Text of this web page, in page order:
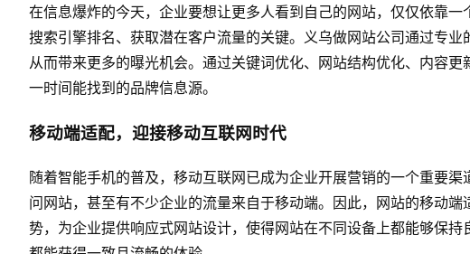
在信息爆炸的今天，企业要想让更多人看到自己的网站，仅仅依靠
搜索引擎排名、获取潜在客户流量的关键。义乌做网站公司通过专业
从而带来更多的曝光机会。通过关键词优化、网站结构优化、内容
一时间能找到的品牌信息源。
移动端适配，迎接移动互联网时代
随着智能手机的普及，移动互联网已成为企业开展营销的一个重要
问网站，甚至有不少企业的流量来自于移动端。因此，网站的移动
势，为企业提供响应式网站设计，使得网站在不同设备上都能够保